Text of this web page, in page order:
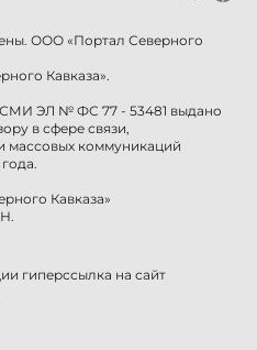
ООО «Портал Северного
Кавказа».
СМИ ЭЛ № ФС 77 - 53481 выдано
в сфере связи,
массовых коммуникаций
Кавказа»
гиперссылка на сайт